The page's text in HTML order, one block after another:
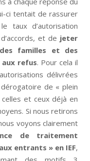
ci tentait de rassurer
taux d’autorisation
et de jeter
familles et des
refus. Pour cela il
délivrées
de « plein
et ceux déjà en
Si nous retirons
voyons clairement
de traitement
entrants » en IEF,